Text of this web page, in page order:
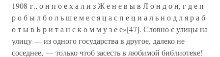
1908 г., о н п о е х а л и з Ж е н е в ы в Л о н д о н, г д е п
р о б ы л б о л ь ш е м е с я ц а с п е ц и а л ь н о д л я р а б
о т ы в Б р и т а н с к о м м у з е е»[47]. Словно с улицы на
улицу — из одного государства в другое, далеко не
соседнее, — только чтоб засесть в любимой библиотеке!